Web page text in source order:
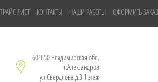
ЛИСТ КОНТАКТЫ НАШИ РАБОТЫ ОФОРМИТЬ ЗАКАЗ
601650 Владимирская обл.
г.Александров
ул.Свердлова д.3 1 этаж